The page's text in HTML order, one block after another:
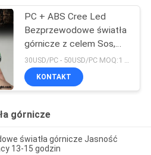
PC + ABS Cree Led
Bezprzewodowe światła
górnicze z celem Sos,
ekran OLED
KONTAKT
górnicze
światła górnicze Jasność
13-15 godzin